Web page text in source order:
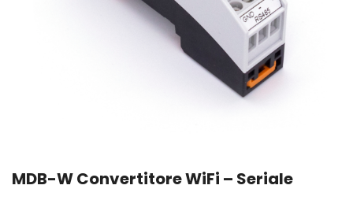
MDB-W Convertitore WiFi – Seriale